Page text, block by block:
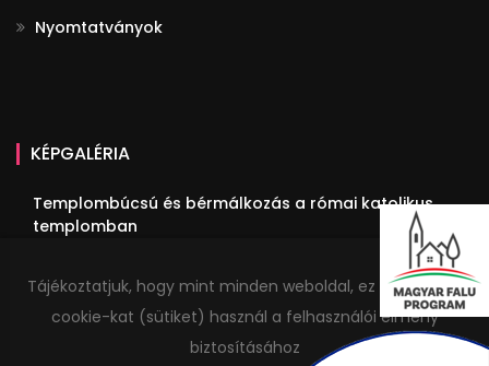
Tájékoztatjuk, hogy mint minden weboldal, ez a honlap is
cookie-kat (sütiket) használ a felhasználói élmény
biztosításához
Nyomtatványok
KÉPGALÉRIA
Templombúcsú és bérmálkozás a római katolikus
templomban
Megemlékezés Trianonról
Idősek estéje